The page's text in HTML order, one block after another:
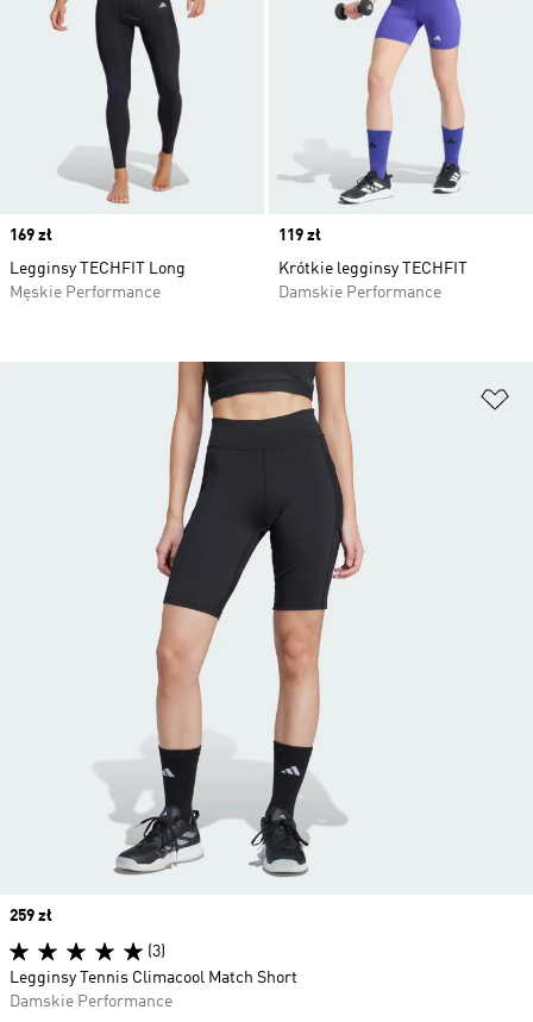
Price
169 zł
Legginsy TECHFIT Long
Męskie Performance
Price
119 zł
Krótkie legginsy TECHFIT
Damskie Performance
Price
259 zł
(3)
Legginsy Tennis Climacool Match Short
Damskie Performance